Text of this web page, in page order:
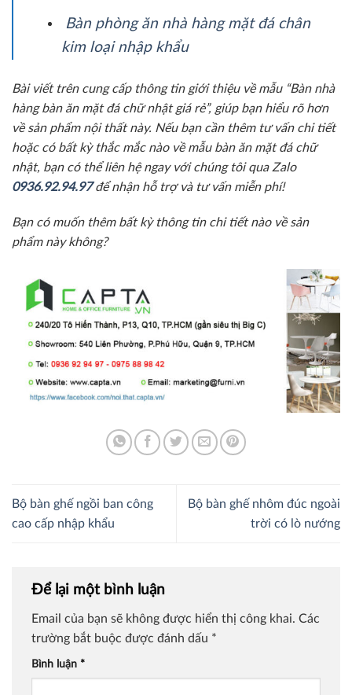
Bàn phòng ăn nhà hàng mặt đá chân
kim loại nhập khẩu
Bài viết trên cung cấp thông tin giới thiệu về mẫu “Bàn nhà
hàng bàn ăn mặt đá chữ nhật giá rẻ”, giúp bạn hiểu rõ hơn
về sản phẩm nội thất này. Nếu bạn cần thêm tư vấn chi tiết
hoặc có bất kỳ thắc mắc nào về mẫu bàn ăn mặt đá chữ
nhật, bạn có thể liên hệ ngay với chúng tôi qua Zalo
0936.92.94.97để nhận hỗ trợ và tư vấn miễn phí!
Bạn có muốn thêm bất kỳ thông tin chi tiết nào về sản
phẩm này không?
Bộ bàn ghế ngồi ban công
cao cấp nhập khẩu
Bộ bàn ghế nhôm đúc ngoài
trời có lò nướng
Để lại một bình luận
Email của bạn sẽ không được hiển thị công khai. Các
trường bắt buộc được đánh dấu *
Bình luận *